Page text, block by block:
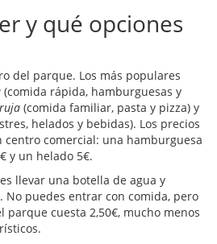
y qué opciones
del parque. Los más populares
(comida rápida, hamburguesas y
(comida familiar, pasta y pizza) y
helados y bebidas). Los precios
centro comercial: una hamburguesa
y un helado 5€.
llevar una botella de agua y
puedes entrar con comida, pero
parque cuesta 2,50€, mucho menos